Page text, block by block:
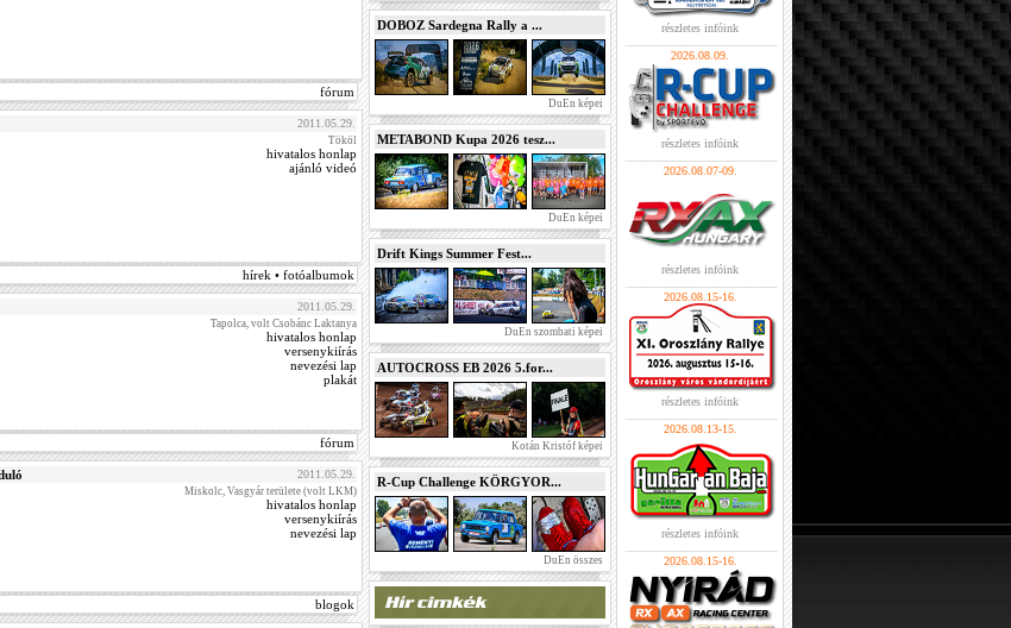
fórum
2011.05.29.
Tököl
hivatalos honlap
ajánló videó
hírek • fotóalbumok
2011.05.29.
Tapolca, volt Csobánc Laktanya
hivatalos honlap
versenykiírás
nevezési lap
plakát
fórum
2011.05.29.
Miskolc, Vasgyár területe (volt LKM)
hivatalos honlap
versenykiírás
nevezési lap
blogok
DOBOZ Sardegna Rally a ...
DuEn képei
METABOND Kupa 2026 tesz...
DuEn képei
Drift Kings Summer Fest...
DuEn szombati képei
AUTOCROSS EB 2026 5.for...
Kotán Kristóf képei
R-Cup Challenge KÖRGYOR...
DuEn összes
részletes infóink
2026.08.09.
részletes infóink
2026.08.07-09.
részletes infóink
2026.08.15-16.
részletes infóink
2026.08.13-15.
részletes infóink
2026.08.15-16.